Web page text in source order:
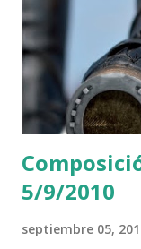
5/9/2010
septiembre 05,